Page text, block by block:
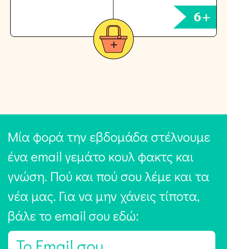
6+
Μία φορά την εβδομάδα στέλνουμε
ένα email γεμάτο κουλ φακτς και
γνώση. Πού και πού σου λέμε και τα
νέα μας. Για να μην χάνεις τίποτα,
βάλε το email σου εδώ:
E